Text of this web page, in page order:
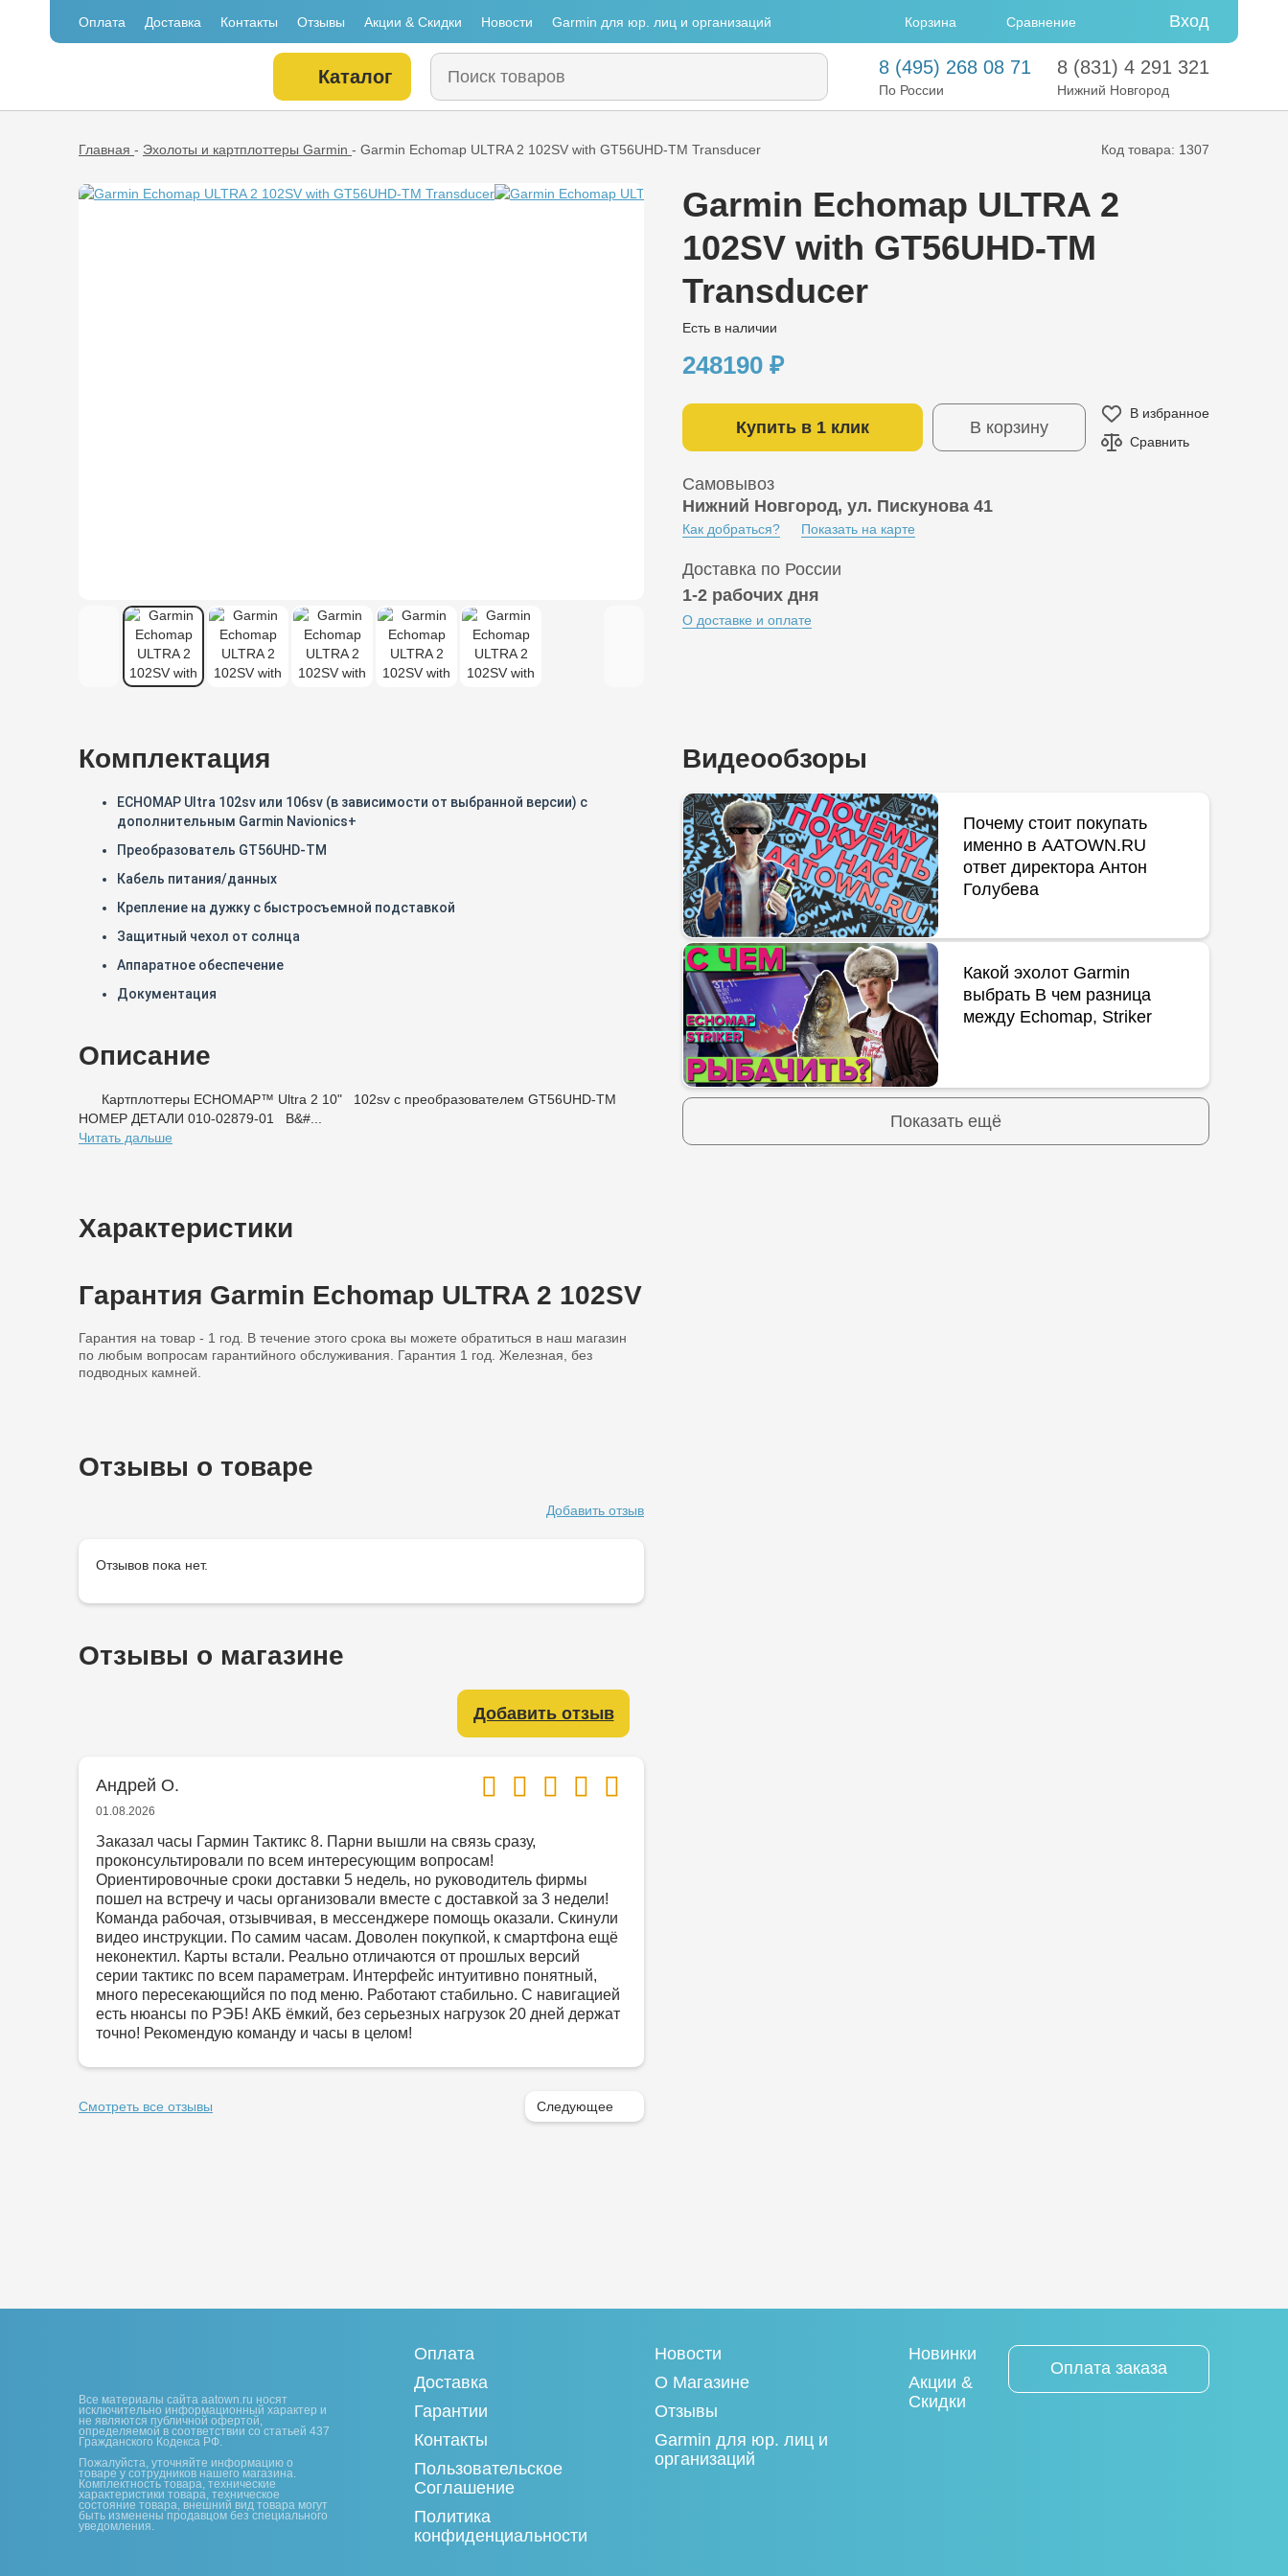
Оплата Доставка Контакты Отзывы Акции & Скидки Новости Garmin для юр. лиц и организаций Корзина Сравнение Вход
Каталог 8 (495) 268 08 71
По России
8 (831) 4 291 321
Нижний Новгород
Главная - Эхолоты и картплоттеры Garmin - Garmin Echomap ULTRA 2 102SV with GT56UHD-TM Transducer Код товара: 1307
Garmin Echomap ULTRA 2
102SV with GT56UHD-TM
Transducer
Есть в наличии
248190 ₽
Купить в 1 клик В корзину
В избранное
Сравнить
Самовывоз
Нижний Новгород, ул. Пискунова 41
Как добраться? Показать на карте
Доставка по России
1-2 рабочих дня
О доставке и оплате
Комплектация
ECHOMAP Ultra 102sv или 106sv (в зависимости от выбранной версии) с
дополнительным Garmin Navionics+
Преобразователь GT56UHD-TM
Кабель питания/данных
Крепление на дужку с быстросъемной подставкой
Защитный чехол от солнца
Аппаратное обеспечение
Документация
Описание
Картплоттеры ECHOMAP™ Ultra 2 10" 102sv с преобразователем GT56UHD-TM
НОМЕР ДЕТАЛИ 010-02879-01 В&#...
Читать дальше
Характеристики
Гарантия Garmin Echomap ULTRA 2 102SV
Гарантия на товар - 1 год. В течение этого срока вы можете обратиться в наш магазин
по любым вопросам гарантийного обслуживания. Гарантия 1 год. Железная, без
подводных камней.
Отзывы о товаре
Добавить отзыв
Отзывов пока нет.
Отзывы о магазине
Добавить отзыв
Андрей О.
01.08.2026
Заказал часы Гармин Тактикс 8. Парни вышли на связь сразу,
проконсультировали по всем интересующим вопросам!
Ориентировочные сроки доставки 5 недель, но руководитель фирмы
пошел на встречу и часы организовали вместе с доставкой за 3 недели!
Команда рабочая, отзывчивая, в мессенджере помощь оказали. Скинули
видео инструкции. По самим часам. Доволен покупкой, к смартфона ещё
неконектил. Карты встали. Реально отличаются от прошлых версий
серии тактикс по всем параметрам. Интерфейс интуитивно понятный,
много пересекающийся по под меню. Работают стабильно. С навигацией
есть нюансы по РЭБ! АКБ ёмкий, без серьезных нагрузок 20 дней держат
точно! Рекомендую команду и часы в целом!
Смотреть все отзывы Следующее
Видеообзоры
Почему стоит покупать
именно в AATOWN.RU
ответ директора Антон
Голубева
Какой эхолот Garmin
выбрать В чем разница
между Echomap, Striker
Показать ещё
Все материалы сайта aatown.ru носят
исключительно информационный характер и
не являются публичной офертой,
определяемой в соответствии со статьей 437
Гражданского Кодекса РФ.
Пожалуйста, уточняйте информацию о
товаре у сотрудников нашего магазина.
Комплектность товара, технические
характеристики товара, техническое
состояние товара, внешний вид товара могут
быть изменены продавцом без специального
уведомления.
Оплата
Доставка
Гарантии
Контакты
Пользовательское
Соглашение
Политика
конфиденциальности
Новости
О Магазине
Отзывы
Garmin для юр. лиц и
организаций
Новинки
Акции &
Скидки
Оплата заказа